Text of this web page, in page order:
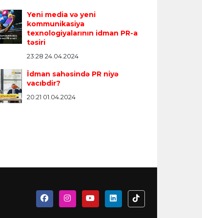
Yeni media və yeni
kommunikasiya
texnologiyalarının idman PR-a
təsiri
23:28 24.04.2024
İdman sahəsində PR niyə
vacıbdir?
20:21 01.04.2024